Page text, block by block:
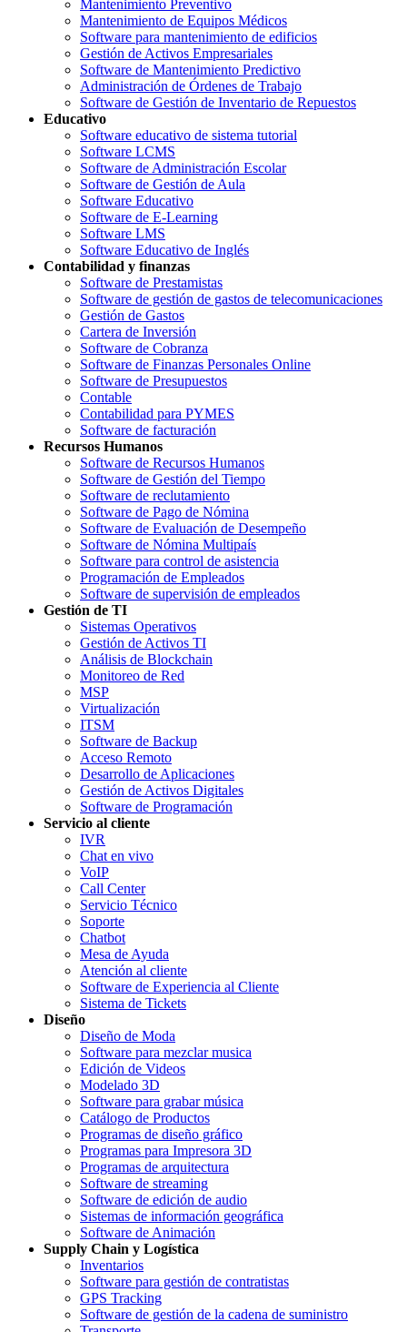
Mantenimiento Preventivo
Mantenimiento de Equipos Médicos
Software para mantenimiento de edificios
Gestión de Activos Empresariales
Software de Mantenimiento Predictivo
Administración de Órdenes de Trabajo
Software de Gestión de Inventario de Repuestos
Educativo
Software educativo de sistema tutorial
Software LCMS
Software de Administración Escolar
Software de Gestión de Aula
Software Educativo
Software de E-Learning
Software LMS
Software Educativo de Inglés
Contabilidad y finanzas
Software de Prestamistas
Software de gestión de gastos de telecomunicaciones
Gestión de Gastos
Cartera de Inversión
Software de Cobranza
Software de Finanzas Personales Online
Software de Presupuestos
Contable
Contabilidad para PYMES
Software de facturación
Recursos Humanos
Software de Recursos Humanos
Software de Gestión del Tiempo
Software de reclutamiento
Software de Pago de Nómina
Software de Evaluación de Desempeño
Software de Nómina Multipaís
Software para control de asistencia
Programación de Empleados
Software de supervisión de empleados
Gestión de TI
Sistemas Operativos
Gestión de Activos TI
Análisis de Blockchain
Monitoreo de Red
MSP
Virtualización
ITSM
Software de Backup
Acceso Remoto
Desarrollo de Aplicaciones
Gestión de Activos Digitales
Software de Programación
Servicio al cliente
IVR
Chat en vivo
VoIP
Call Center
Servicio Técnico
Soporte
Chatbot
Mesa de Ayuda
Atención al cliente
Software de Experiencia al Cliente
Sistema de Tickets
Diseño
Diseño de Moda
Software para mezclar musica
Edición de Videos
Modelado 3D
Software para grabar música
Catálogo de Productos
Programas de diseño gráfico
Programas para Impresora 3D
Programas de arquitectura
Software de streaming
Software de edición de audio
Sistemas de información geográfica
Software de Animación
Supply Chain y Logística
Inventarios
Software para gestión de contratistas
GPS Tracking
Software de gestión de la cadena de suministro